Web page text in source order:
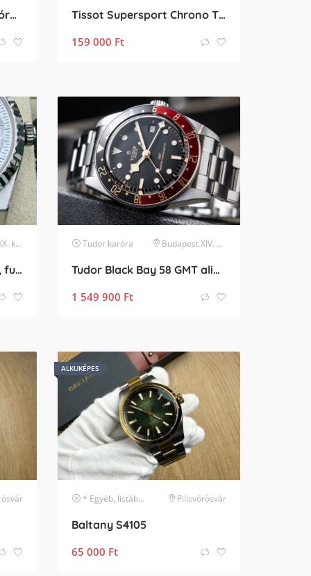
Evolvens 40mm-es alap óra, személyre szabható
Tissot Supersport Chrono T1256173605101
159 000 Ft
Rolex Land-Dweller 40 új, full szett, osztrák
Tudor karóra Budapest XIV. kerület
Tudor Black Bay 58 GMT alias Coke 2025
1 549 900 Ft
ALKUKÉPES
* Egyéb, listában nem szereplő márka Pilisvörösvár
Baltany S4105
65 000 Ft